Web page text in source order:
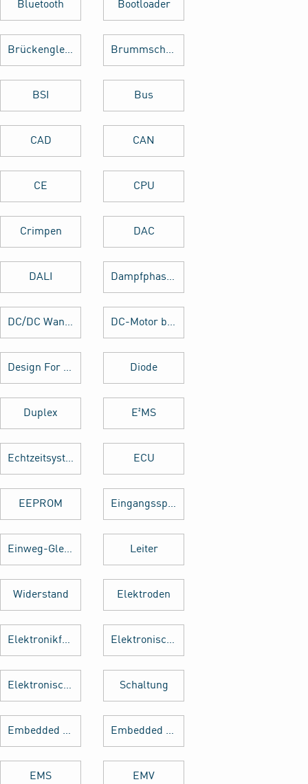
Bluetooth Bootloader
Brückengleichrichter Brummschleifen
BSI Bus
CAD CAN
CE CPU
Crimpen DAC
DALI Dampfphasenlöten
DC/DC Wandler DC-Motor brushed
Design For Manufacturing Diode
Duplex E²MS
Echtzeitsystem ECU
EEPROM Eingangsspannung
Einweg-Gleichrichter Leiter
Widerstand Elektroden
Elektronikfertigung Elektronische Baugruppe
Elektronische Bauteile Schaltung
Embedded Software Embedded System
EMS EMV